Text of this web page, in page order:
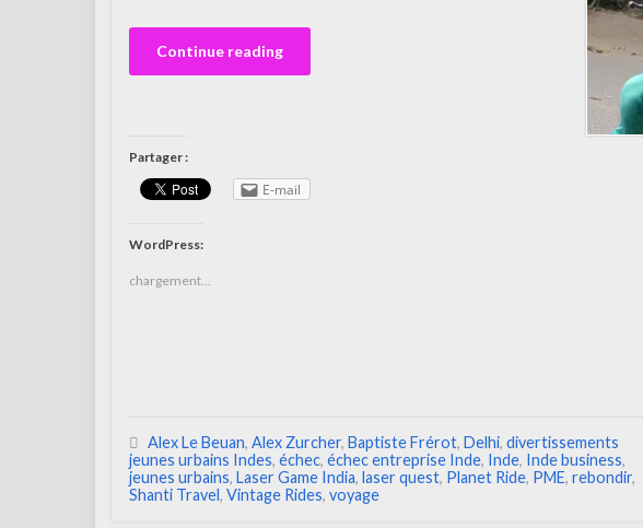
Continue reading
Partager :
E-mail
WordPress:
chargement…
Alex Le Beuan, Alex Zurcher, Baptiste Frérot, Delhi, divertissements
jeunes urbains Indes, échec, échec entreprise Inde, Inde, Inde business,
jeunes urbains, Laser Game India, laser quest, Planet Ride, PME, rebondir,
Shanti Travel, Vintage Rides, voyage